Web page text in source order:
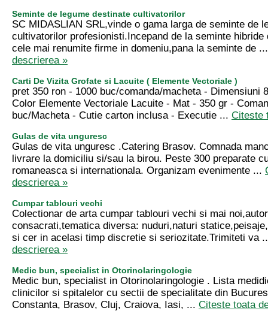
Seminte de legume destinate cultivatorilor
SC MIDASLIAN SRL,vinde o gama larga de seminte de
cultivatorilor profesionisti.Incepand de la seminte hibride
cele mai renumite firme in domeniu,pana la seminte de
descrierea »
Carti De Vizita Grofate si Lacuite ( Elemente Vectoriale )
pret 350 ron - 1000 buc/comanda/macheta - Dimensiuni
Color Elemente Vectoriale Lacuite - Mat - 350 gr -
buc/Macheta - Cutie carton inclusa - Executie ... Citeste
Gulas de vita unguresc
Gulas de vita unguresc .Catering Brasov. Comnada
livrare la domiciliu si/sau la birou. Peste 300 preparate
romaneasca si internationala. Organizam evenimente ...
descrierea »
Cumpar tablouri vechi
Colectionar de arta cumpar tablouri vechi si mai
consacrati,tematica diversa: nuduri,naturi
si cer in acelasi timp discretie si seriozitate.Trimiteti va
descrierea »
Medic bun, specialist in Otorinolaringologie
Medic bun, specialist in Otorinolaringologie . Lista
clinicilor si spitalelor cu sectii de specialitate din
Constanta, Brasov, Cluj, Craiova, Iasi, ... Citeste toata